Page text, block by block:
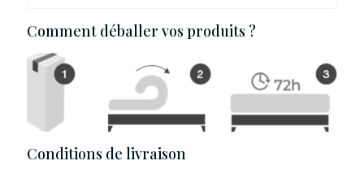
Comment déballer vos produits ?
Conditions de livraison